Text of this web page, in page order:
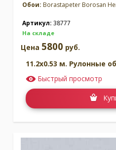
Обои: Borastapeter Borosan
Артикул: 38777
На складе
Цена 5800 руб.
11.2x0.53 м. Рулонные
Быстрый просмотр